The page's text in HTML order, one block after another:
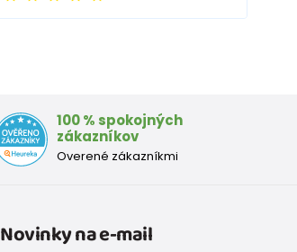
100 % spokojných
zákazníkov
Overené zákazníkmi
Novinky na e-mail